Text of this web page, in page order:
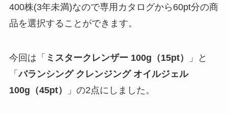
400株(3年未満)なので専用カタログから60pt分の商
品を選択することができます。
今回は「 ミスタークレンザー 100g（15pt）
」と
「バランシング クレンジング オイルジェル
100g（45pt）
」の2点にしました。